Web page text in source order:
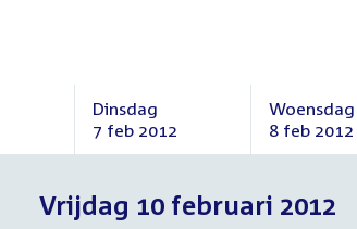
Dinsdag
7 feb 2012
Dinsdag
februari
2012
Woensdag
8 feb 2012
Woensdag
februari
2012
Vrijdag 10 februari 2012